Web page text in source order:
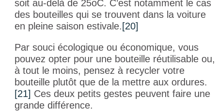
soit au-delà de 25oC. C’est notamment le cas
des bouteilles qui se trouvent dans la voiture
en pleine saison estivale.[20]
Par souci écologique ou économique, vous
pouvez opter pour une bouteille réutilisable ou,
à tout le moins, pensez à recycler votre
bouteille plutôt que de la mettre aux ordures.
[21] Ces deux petits gestes peuvent faire une
grande différence.